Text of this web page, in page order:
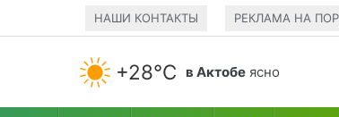
НАШИ КОНТАКТЫ РЕКЛАМА НА
+28°С в Актобе ясно